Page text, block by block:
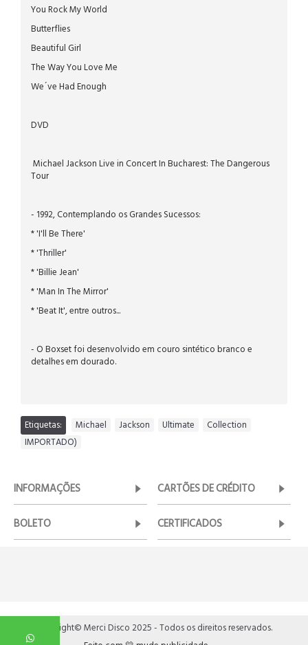
You Rock My World
Butterflies
Beautiful Girl
The Way You Love Me
We´ve Had Enough
DVD
Michael Jackson Live in Concert In Bucharest: The Dangerous
Tour
- 1992, Contemplando os Grandes Sucessos:
* 'I'll Be There'
* 'Thriller'
* 'Billie Jean'
* 'Man In The Mirror'
* 'Beat It', entre outros...
- O Boxset foi desenvolvido em couro sintético branco e
detalhes em dourado.
Etiquetas: Michael Jackson Ultimate Collection
IMPORTADO)
INFORMAÇÕES CARTÕES DE CRÉDITO
BOLETO CERTIFICADOS
Copyright© Merci Disco 2025 - Todos os direitos reservados.